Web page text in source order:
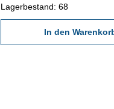
Hold-Taste - Datenausgang
Lieferung im Behältnis/
zum Transport!) Genauigkeit 0,03 mm
Schnabellänge 60 mm
Lagerbestand: 68
In den